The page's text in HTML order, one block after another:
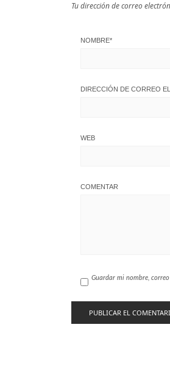
Tu dirección de correo
NOMBRE*
DIRECCIÓN DE CORREO
WEB
COMENTAR
Guardar mi nombre,